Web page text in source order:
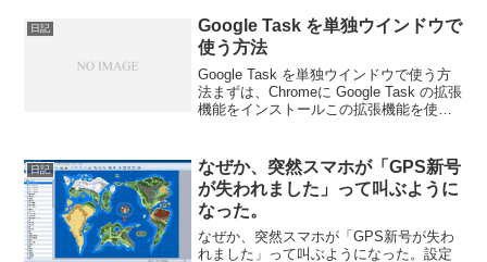
...
日記
Google Task を単独ウインドウで
使う方法
Google Task を単独ウインドウで使う方
法まずは、Chromeに Google Task の拡張
機能をインストールこの拡張機能を使う
す。この状態で、≡ ⇒...
日記
なぜか、突然スマホが「GPS新号
が失われました」って叫ぶように
なった。
なぜか、突然スマホが「GPS新号が失わ
れました」って叫ぶようになった。設定